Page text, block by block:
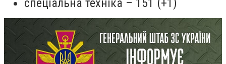
спеціальна техніка – 151 (+1)